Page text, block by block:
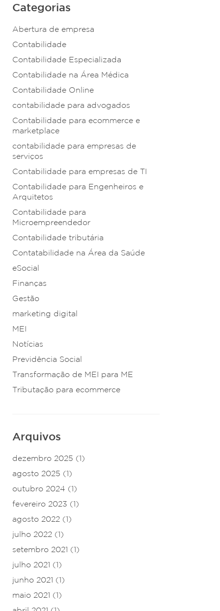
Categorias
Abertura de empresa
Contabilidade
Contabilidade Especializada
Contabilidade na Área Médica
Contabilidade Online
contabilidade para advogados
Contabilidade para ecommerce e
marketplace
contabilidade para empresas de
serviços
Contabilidade para empresas de TI
Contabilidade para Engenheiros e
Arquitetos
Contabilidade para
Microempreendedor
Contabilidade tributária
Contatabilidade na Área da Saúde
eSocial
Finanças
Gestão
marketing digital
MEI
Notícias
Previdência Social
Transformação de MEI para ME
Tributação para ecommerce
Arquivos
dezembro 2025 (1)
agosto 2025 (1)
outubro 2024 (1)
fevereiro 2023 (1)
agosto 2022 (1)
julho 2022 (1)
setembro 2021 (1)
julho 2021 (1)
junho 2021 (1)
maio 2021 (1)